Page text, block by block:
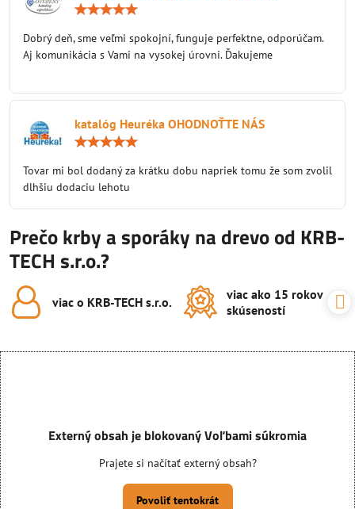
5
Dobrý deň, sme veľmi spokojní, funguje perfektne, odporúčam.
Aj komunikácia s Vami na vysokej úrovni. Ďakujeme
katalóg Heuréka OHODNOŤTE NÁS
5
Tovar mi bol dodaný za krátku dobu napriek tomu že som zvolil
dlhšiu dodaciu lehotu
Prečo krby a sporáky na drevo od KRB-
TECH s.r.o.?
viac o KRB-TECH s​.r​.o​.
viac ako 15 rokov
skúseností
Externý obsah je blokovaný Voľbami súkromia
Prajete si načítať externý obsah?
Povoliť tentokrát